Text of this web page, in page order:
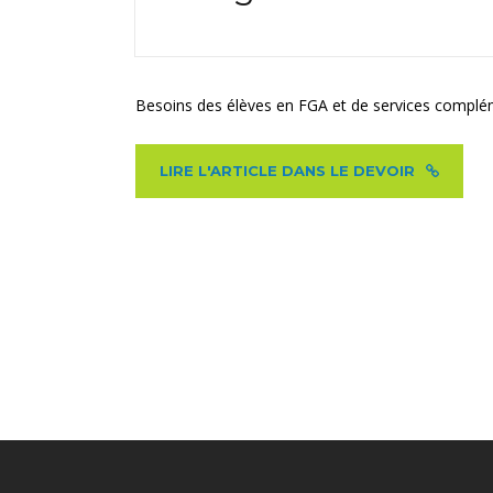
Besoins des élèves en FGA et de services
LIRE L'ARTICLE DANS LE DEVOIR